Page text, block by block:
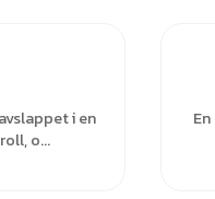
i en
o...